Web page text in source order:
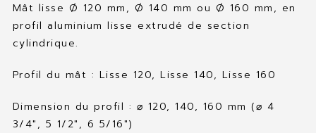
Mât lisse Ø 120 mm, Ø 140 mm ou Ø 160 mm, en
profil aluminium lisse extrudé de section
cylindrique.
Profil du mât : Lisse 120, Lisse 140, Lisse 160
Dimension du profil : ⌀ 120, 140, 160 mm (⌀ 4
3/4″, 5 1/2″, 6 5/16″)